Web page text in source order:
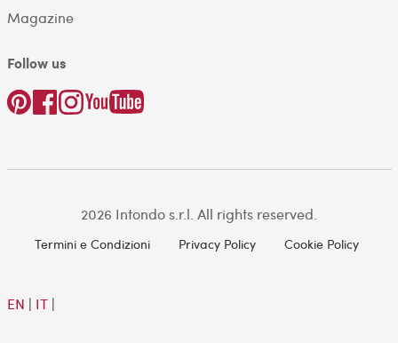
Magazine
Follow us
2026 Intondo s.r.l. All rights reserved.
Termini e Condizioni Privacy Policy Cookie Policy
EN | IT|